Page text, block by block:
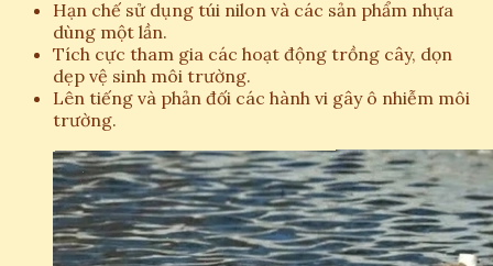
Hạn chế sử dụng túi nilon và các sản phẩm nhựa
dùng một lần.
Tích cực tham gia các hoạt động trồng cây, dọn
dẹp vệ sinh môi trường.
Lên tiếng và phản đối các hành vi gây ô nhiễm môi
trường.